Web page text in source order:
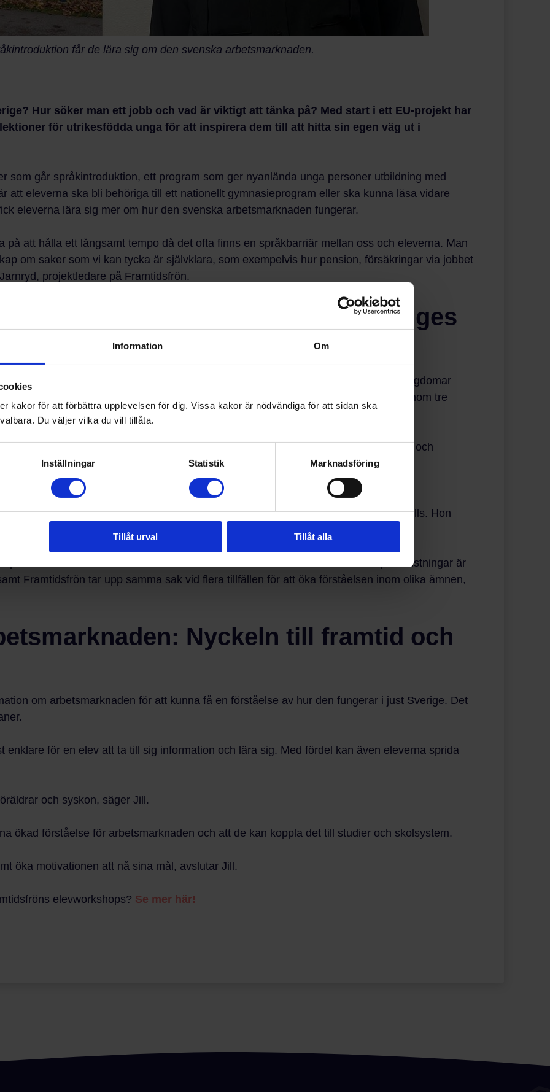
Information Om
kakor för att förbättra upplevelsen för dig. Vissa kakor är nödvändiga för att sidan ska
Du väljer vilka du vill tillåta.
Inställningar Statistik Marknadsföring
Tillåt urval Tillåt alla
får de lära sig om den svenska arbetsmarknaden.
Hur söker man ett jobb och vad är viktigt att tänka på? Med start i ett EU-projekt har
för utrikesfödda unga för att inspirera dem till att hitta sin egen väg ut i
som går språkintroduktion, ett program som ger nyanlända unga personer utbildning med
att eleverna ska bli behöriga till ett nationellt gymnasieprogram eller ska kunna läsa vidare
eleverna lära sig mer om hur den svenska arbetsmarknaden fungerar.
på att hålla ett långsamt tempo då det ofta finns en språkbarriär mellan oss och eleverna. Man
om saker som vi kan tycka är självklara, som exempelvis hur pension, försäkringar via jobbet
projektledare på Framtidsfrön.
projekt leder till kunskap om Sveriges
namn REACH som genomfördes 2019-2022. Syftet var att främja integration för ungdomar
riskerar att inte slutföra sin gymnasieutbildning. Framtidsfröns uppgift var att genom tre
sin egen väg ut på arbetsmarknaden.
elever visade stort engagemang och intresse för att lära sig språket, få ett jobb och
efterfrågan så stor att vi valde att fortsätta erbjuda upplägget, säger Elin Ulván,
på Anders Ljungstedts Gymnasium, där språkintroduktionsprogrammet hålls. Hon
personer som jobbar utanför skolans väggar.
personer för att eleverna ska få en annan inblick i vissa ämnen. När det är språkbristningar är
Framtidsfrön tar upp samma sak vid flera tillfällen för att öka förståelsen inom olika ämnen,
Nyckeln till framtid och
om arbetsmarknaden för att kunna få en förståelse av hur den fungerar i just Sverige. Det
enklare för en elev att ta till sig information och lära sig. Med fördel kan även eleverna sprida
och syskon, säger Jill.
ökad förståelse för arbetsmarknaden och att de kan koppla det till studier och skolsystem.
öka motivationen att nå sina mål, avslutar Jill.
elevworkshops? Se mer här!